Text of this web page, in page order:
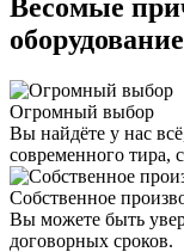
Весомые
Огромный выбор
Вы найдёте у нас
современного тира,
Собственное
Вы можете быть
договорных сроков.